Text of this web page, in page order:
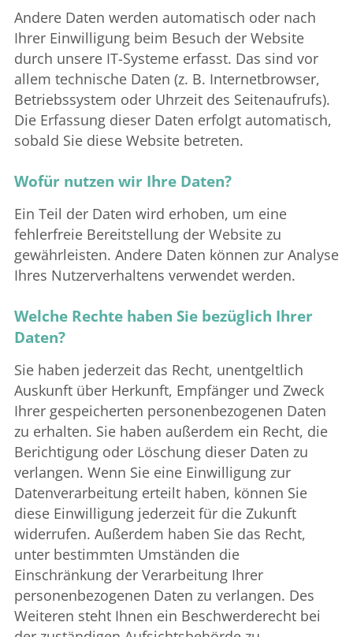
Andere Daten werden automatisch oder nach
Ihrer Einwilligung beim Besuch der Website
durch unsere IT-Systeme erfasst. Das sind vor
allem technische Daten (z. B. Internetbrowser,
Betriebssystem oder Uhrzeit des Seitenaufrufs).
Die Erfassung dieser Daten erfolgt automatisch,
sobald Sie diese Website betreten.
Wofür nutzen wir Ihre Daten?
Ein Teil der Daten wird erhoben, um eine
fehlerfreie Bereitstellung der Website zu
gewährleisten. Andere Daten können zur Analyse
Ihres Nutzerverhaltens verwendet werden.
Welche Rechte haben Sie bezüglich Ihrer
Daten?
Sie haben jederzeit das Recht, unentgeltlich
Auskunft über Herkunft, Empfänger und Zweck
Ihrer gespeicherten personenbezogenen Daten
zu erhalten. Sie haben außerdem ein Recht, die
Berichtigung oder Löschung dieser Daten zu
verlangen. Wenn Sie eine Einwilligung zur
Datenverarbeitung erteilt haben, können Sie
diese Einwilligung jederzeit für die Zukunft
widerrufen. Außerdem haben Sie das Recht,
unter bestimmten Umständen die
Einschränkung der Verarbeitung Ihrer
personenbezogenen Daten zu verlangen. Des
Weiteren steht Ihnen ein Beschwerderecht bei